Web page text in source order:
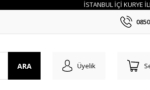
İSTANBUL İÇİ KURYE İLE
ARA Üyelik